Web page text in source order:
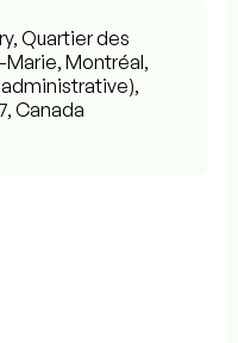
Quartier des
Montréal,
Canada